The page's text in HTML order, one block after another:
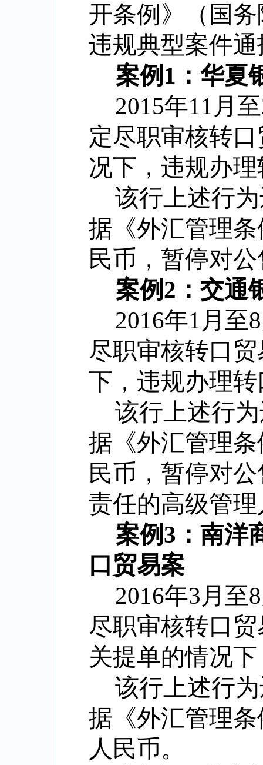
开条例》（国
违规典型案件
案例1：华夏
2015年11月
定尽职审核转
况下，违规办
该行上述行
据《外汇管理
民币，暂停对
案例2：交通
2016年1月至
尽职审核转口
下，违规办理
该行上述行
据《外汇管理
民币，暂停对
责任的高级管
案例3：南洋
口贸易案
2016年3月至
尽职审核转口
关提单的情况
该行上述行
据《外汇管理
人民币。